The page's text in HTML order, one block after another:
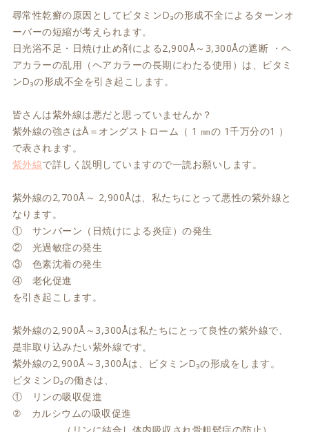
尋常性乾癬の原因としてビタミンD₃の形成不全によるターンオ
ーバーの短縮が考えられます。
日光浴不足・日焼け止め剤による2,900Å～3,300Åの遮断 ・ヘ
アカラーの乱用（ヘアカラーの長期にわたる使用）は、ビタミ
ンD₃の形成不全を引き起こします。
皆さんは紫外線は悪だと思っていませんか？
紫外線の強さはÅ＝オングストローム（ 1 ㎜の 1千万分の1 ）
で表されます。
紫外線で詳しく説明していますので一読お願いします。
紫外線の2,700Å～ 2,900Åは、私たちにとって悪性の紫外線と
なります。
① サンバーン（日焼けによる炎症）の発生
② 光過敏症の発生
③ 色素沈着の発生
④ 老化促進
を引き起こします。
紫外線の2,900Å～3,300Åは私たちにとって良性の紫外線で、
是非取り込みたい紫外線です。
紫外線の2,900Å～3,300Åは、ビタミンD₃の形成をします。
ビタミンD₃の働きは、
① リンの吸収促進
② カルシウムの吸収促進